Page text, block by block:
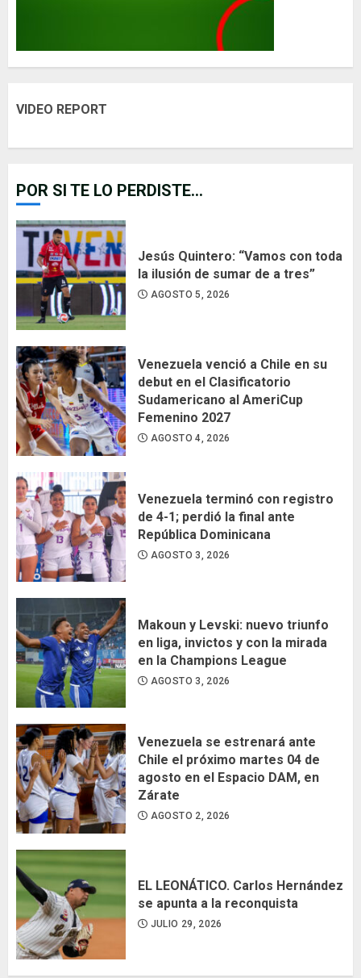
VIDEO REPORT
POR SI TE LO PERDISTE...
Jesús Quintero: “Vamos con toda
la ilusión de sumar de a tres”
AGOSTO 5, 2026
Venezuela venció a Chile en su
debut en el Clasificatorio
Sudamericano al AmeriCup
Femenino 2027
AGOSTO 4, 2026
Venezuela terminó con registro
de 4-1; perdió la final ante
República Dominicana
AGOSTO 3, 2026
Makoun y Levski: nuevo triunfo
en liga, invictos y con la mirada
en la Champions League
AGOSTO 3, 2026
Venezuela se estrenará ante
Chile el próximo martes 04 de
agosto en el Espacio DAM, en
Zárate
AGOSTO 2, 2026
EL LEONÁTICO. Carlos Hernández
se apunta a la reconquista
JULIO 29, 2026